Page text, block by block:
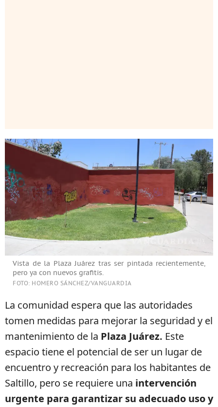
Vista de la Plaza Juárez tras ser pintada recientemente,
pero ya con nuevos grafitis.
FOTO: HOMERO SÁNCHEZ/VANGUARDIA
La comunidad espera que las autoridades
tomen medidas para mejorar la seguridad y el
mantenimiento de la Plaza Juárez. Este
espacio tiene el potencial de ser un lugar de
encuentro y recreación para los habitantes de
Saltillo, pero se requiere una intervención
urgente para garantizar su adecuado uso y